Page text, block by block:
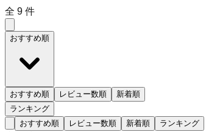
全 9 件
おすすめ順
おすすめ順 レビュー数順
新着順
ランキング
おすすめ順
レビュー数順 新着順 ランキング